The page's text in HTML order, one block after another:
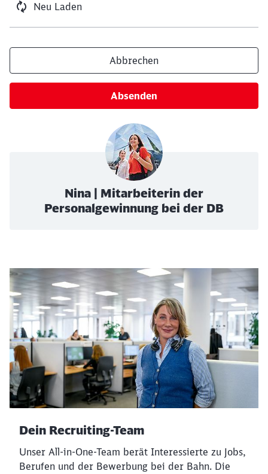
Neu Laden
Abbrechen
Absenden
Nina | Mitarbeiterin der
Personalgewinnung bei der DB
Dein Recruiting-Team
Unser All-in-One-Team berät Interessierte zu Jobs,
Berufen und der Bewerbung bei der Bahn. Die